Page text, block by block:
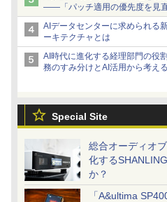
――「パッチ適用の優先度を見
キュリティ専門家
AIデータセンターに求められる
ーキテクチャとは
AI時代に進化する経理部門の役
務のすみ分けとAI活用から考え
Special Site
総合オーディオ
化する
か？
「A&ultima